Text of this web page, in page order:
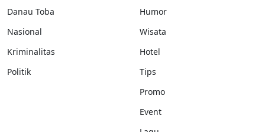
Danau Toba
Nasional
Kriminalitas
Politik
Humor
Wisata
Hotel
Tips
Promo
Event